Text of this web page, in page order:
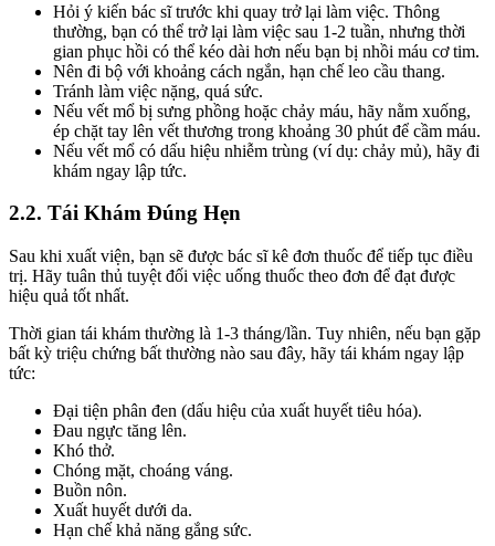
Hỏi ý kiến bác sĩ trước khi quay trở lại làm việc. Thông
thường, bạn có thể trở lại làm việc sau 1-2 tuần, nhưng thời
gian phục hồi có thể kéo dài hơn nếu bạn bị nhồi máu cơ tim.
Nên đi bộ với khoảng cách ngắn, hạn chế leo cầu thang.
Tránh làm việc nặng, quá sức.
Nếu vết mổ bị sưng phồng hoặc chảy máu, hãy nằm xuống,
ép chặt tay lên vết thương trong khoảng 30 phút để cầm máu.
Nếu vết mổ có dấu hiệu nhiễm trùng (ví dụ: chảy mủ), hãy đi
khám ngay lập tức.
2.2. Tái Khám Đúng Hẹn
Sau khi xuất viện, bạn sẽ được bác sĩ kê đơn thuốc để tiếp tục điều
trị. Hãy tuân thủ tuyệt đối việc uống thuốc theo đơn để đạt được
hiệu quả tốt nhất.
Thời gian tái khám thường là 1-3 tháng/lần. Tuy nhiên, nếu bạn gặp
bất kỳ triệu chứng bất thường nào sau đây, hãy tái khám ngay lập
tức:
Đại tiện phân đen (dấu hiệu của xuất huyết tiêu hóa).
Đau ngực tăng lên.
Khó thở.
Chóng mặt, choáng váng.
Buồn nôn.
Xuất huyết dưới da.
Hạn chế khả năng gắng sức.